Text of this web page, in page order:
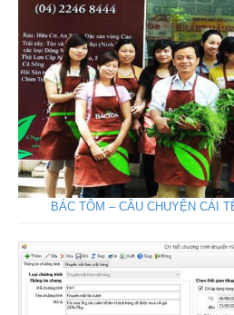
BÁC TÔM – CÂU CHUYỆN CÁI